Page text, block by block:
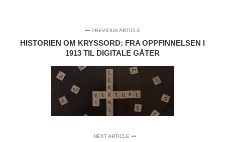
PREVIOUS ARTICLE
HISTORIEN OM KRYSSORD: FRA OPPFINNELSEN I
1913 TIL DIGITALE GÅTER
NEXT ARTICLE